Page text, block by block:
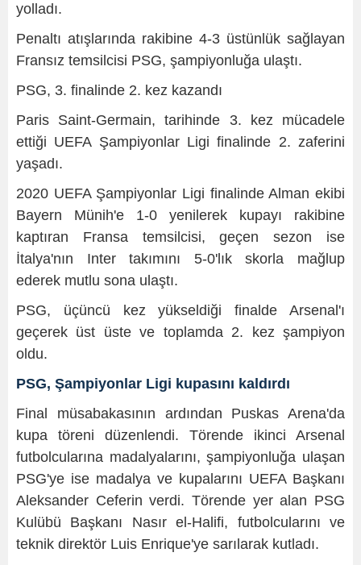
yolladı.
Penaltı atışlarında rakibine 4-3 üstünlük sağlayan
Fransız temsilcisi PSG, şampiyonluğa ulaştı.
PSG, 3. finalinde 2. kez kazandı
Paris Saint-Germain, tarihinde 3. kez mücadele
ettiği UEFA Şampiyonlar Ligi finalinde 2. zaferini
yaşadı.
2020 UEFA Şampiyonlar Ligi finalinde Alman ekibi
Bayern Münih'e 1-0 yenilerek kupayı rakibine
kaptıran Fransa temsilcisi, geçen sezon ise
İtalya'nın Inter takımını 5-0'lık skorla mağlup
ederek mutlu sona ulaştı.
PSG, üçüncü kez yükseldiği finalde Arsenal'ı
geçerek üst üste ve toplamda 2. kez şampiyon
oldu.
PSG, Şampiyonlar Ligi kupasını kaldırdı
Final müsabakasının ardından Puskas Arena'da
kupa töreni düzenlendi. Törende ikinci Arsenal
futbolcularına madalyalarını, şampiyonluğa ulaşan
PSG'ye ise madalya ve kupalarını UEFA Başkanı
Aleksander Ceferin verdi. Törende yer alan PSG
Kulübü Başkanı Nasır el-Halifi, futbolcularını ve
teknik direktör Luis Enrique'ye sarılarak kutladı.